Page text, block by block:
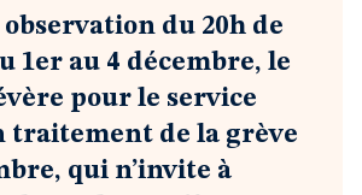
du 20h de
1er au 4 décembre, le
pour le service
traitement de la grève
qui n’invite à